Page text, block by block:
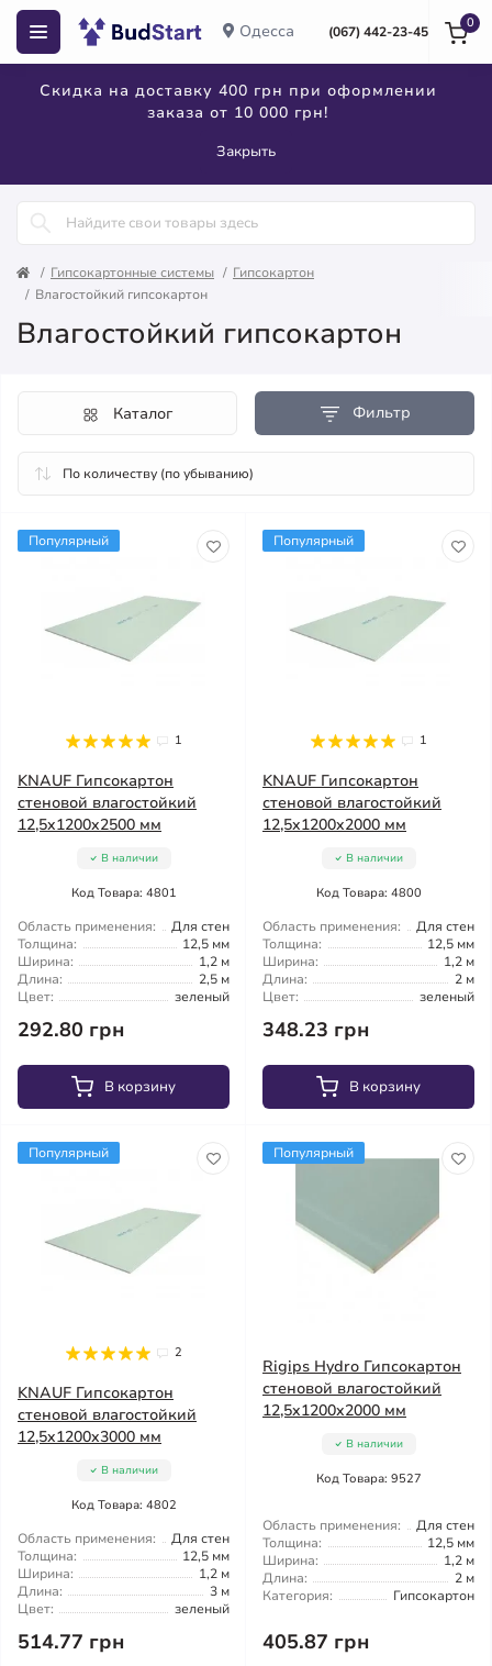
Одесса (067) 442-23-45
Скидка на доставку 400 грн при оформлении
заказа от 10 000 грн!
Закрыть
0
Гипсокартонные системы
Гипсокартон
Влагостойкий гипсокартон
Влагостойкий гипсокартон
Фильтр
Каталог
Популярный
1
KNAUF Гипсокартон
стеновой влагостойкий
12,5x1200x2500 мм
В наличии
Код Товара: 4801
Область применения:
Для стен
Толщина:
12,5 мм
Ширина:
1,2 м
Длина:
2,5 м
Цвет:
зеленый
292.80 грн
В корзину
Популярный
1
KNAUF Гипсокартон
стеновой влагостойкий
12,5x1200x2000 мм
В наличии
Код Товара: 4800
Область применения:
Для стен
Толщина:
12,5 мм
Ширина:
1,2 м
Длина:
2 м
Цвет:
зеленый
348.23 грн
В корзину
Популярный
2
KNAUF Гипсокартон
стеновой влагостойкий
12,5x1200x3000 мм
В наличии
Код Товара: 4802
Область применения:
Для стен
Толщина:
12,5 мм
Ширина:
1,2 м
Длина:
3 м
Цвет:
зеленый
514.77 грн
Популярный
Rigips Hydro Гипсокартон
стеновой влагостойкий
12,5x1200x2000 мм
В наличии
Код Товара: 9527
Область применения:
Для стен
Толщина:
12,5 мм
Ширина:
1,2 м
Длина:
2 м
Категория:
Гипсокартон
405.87 грн